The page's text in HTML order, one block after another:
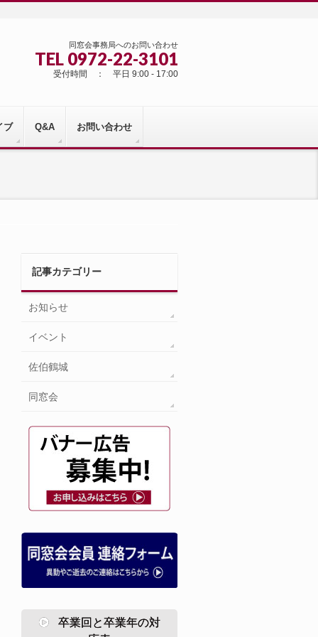
同窓会事務局へのお問い合わせ
TEL 0972-22-3101
受付時間 ： 平日 9:00 - 17:00
ブ Q&A お問い合わせ
記事カテゴリー
お知らせ
イベント
佐伯鶴城
同窓会
卒業回と卒業年の対